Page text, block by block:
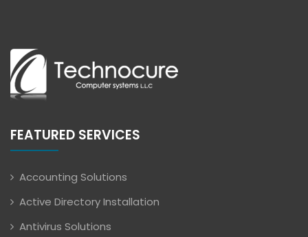
FEATURED SERVICES
Accounting Solutions
Active Directory Installation
Antivirus Solutions